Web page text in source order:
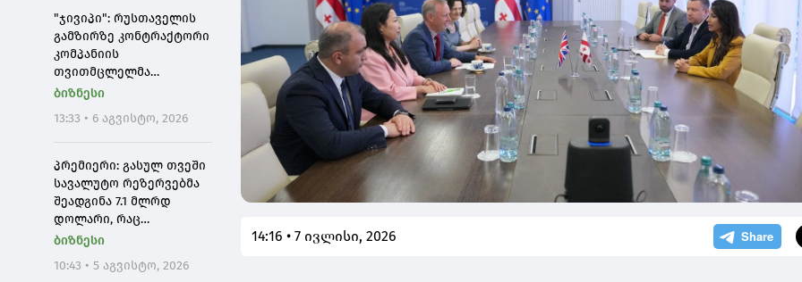
რეალიზაციის
მცდელობა აღიკვეთა
"ჯივიპი": რუსთაველის
გამზირზე კონტრაქტორი
კომპანიის
თვითმცლელმა
ავტომანქანამ ტრანშიის
იმოძრავა, რამაც
ნიადაგის ჩამოშლა და
ტექნიკის მოცურება
გამოიწვია
ბიზნესი
13:33 • 6 აგვისტო, 2026
პრემიერი: გასულ თვეში
სავალუტო რეზერვებმა
შეადგინა 7.1 მლრდ
დოლარი, რაც
ისტორიული მაქსიმუმია,
გაიზარდა 52 %-ით, ეს
ბიზნესი
10:43 • 5 აგვისტო, 2026
14:16 • 7 ივლისი, 2026